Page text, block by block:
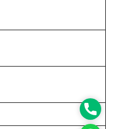
Phone